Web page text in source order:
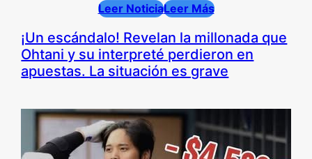
Leer NoticiaLeer Más
¡Un escándalo! Revelan la millonada que
Ohtani y su interpreté perdieron en
apuestas. La situación es grave